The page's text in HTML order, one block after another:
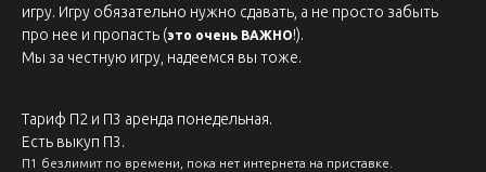
игру. Игру обязательно нужно сдавать, а не просто забыть
про нее и пропасть (это очень ВАЖНО!).
Мы за честную игру, надеемся вы тоже.
Тариф П2 и П3 аренда понедельная.
Есть выкуп П3.
П1 безлимит по времени, пока нет интернета на приставке.